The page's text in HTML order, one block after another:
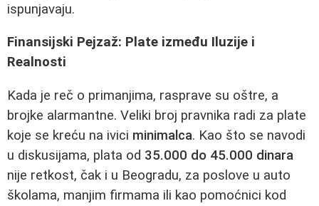
ispunjavaju.
Finansijski Pejzaž: Plate između Iluzije i
Realnosti
Kada je reč o primanjima, rasprave su oštre, a
brojke alarmantne. Veliki broj pravnika radi za plate
koje se kreću na ivici minimalca. Kao što se navodi
u diskusijama, plata od 35.000 do 45.000 dinara
nije retkost, čak i u Beogradu, za poslove u auto
školama, manjim firmama ili kao pomoćnici kod